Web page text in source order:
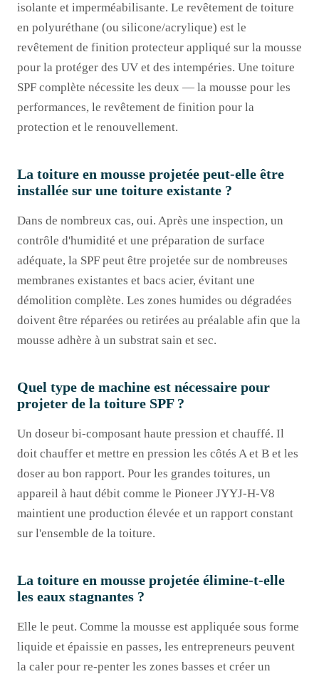
isolante et imperméabilisante. Le revêtement de toiture
en polyuréthane (ou silicone/acrylique) est le
revêtement de finition protecteur appliqué sur la mousse
pour la protéger des UV et des intempéries. Une toiture
SPF complète nécessite les deux — la mousse pour les
performances, le revêtement de finition pour la
protection et le renouvellement.
La toiture en mousse projetée peut-elle être
installée sur une toiture existante ?
Dans de nombreux cas, oui. Après une inspection, un
contrôle d'humidité et une préparation de surface
adéquate, la SPF peut être projetée sur de nombreuses
membranes existantes et bacs acier, évitant une
démolition complète. Les zones humides ou dégradées
doivent être réparées ou retirées au préalable afin que la
mousse adhère à un substrat sain et sec.
Quel type de machine est nécessaire pour
projeter de la toiture SPF ?
Un doseur bi-composant haute pression et chauffé. Il
doit chauffer et mettre en pression les côtés A et B et les
doser au bon rapport. Pour les grandes toitures, un
appareil à haut débit comme le Pioneer JYYJ-H-V8
maintient une production élevée et un rapport constant
sur l'ensemble de la toiture.
La toiture en mousse projetée élimine-t-elle
les eaux stagnantes ?
Elle le peut. Comme la mousse est appliquée sous forme
liquide et épaissie en passes, les entrepreneurs peuvent
la caler pour re-penter les zones basses et créer un